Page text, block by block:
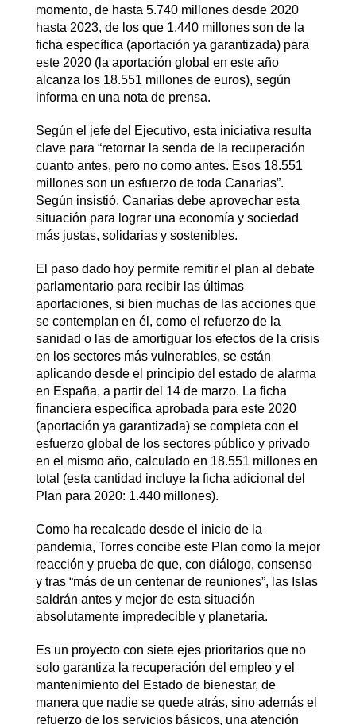
momento, de hasta 5.740 millones desde 2020
hasta 2023, de los que 1.440 millones son de la
ficha específica (aportación ya garantizada) para
este 2020 (la aportación global en este año
alcanza los 18.551 millones de euros), según
informa en una nota de prensa.
Según el jefe del Ejecutivo, esta iniciativa resulta
clave para “retornar la senda de la recuperación
cuanto antes, pero no como antes. Esos 18.551
millones son un esfuerzo de toda Canarias”.
Según insistió, Canarias debe aprovechar esta
situación para lograr una economía y sociedad
más justas, solidarias y sostenibles.
El paso dado hoy permite remitir el plan al debate
parlamentario para recibir las últimas
aportaciones, si bien muchas de las acciones que
se contemplan en él, como el refuerzo de la
sanidad o las de amortiguar los efectos de la crisis
en los sectores más vulnerables, se están
aplicando desde el principio del estado de alarma
en España, a partir del 14 de marzo. La ficha
financiera específica aprobada para este 2020
(aportación ya garantizada) se completa con el
esfuerzo global de los sectores público y privado
en el mismo año, calculado en 18.551 millones en
total (esta cantidad incluye la ficha adicional del
Plan para 2020: 1.440 millones).
Como ha recalcado desde el inicio de la
pandemia, Torres concibe este Plan como la mejor
reacción y prueba de que, con diálogo, consenso
y tras “más de un centenar de reuniones”, las Islas
saldrán antes y mejor de esta situación
absolutamente impredecible y planetaria.
Es un proyecto con siete ejes prioritarios que no
solo garantiza la recuperación del empleo y el
mantenimiento del Estado de bienestar, de
manera que nadie se quede atrás, sino además el
refuerzo de los servicios básicos, una atención